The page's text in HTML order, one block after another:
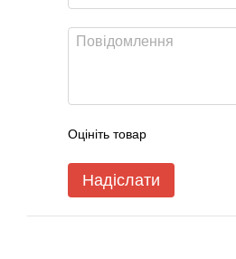
Оцініть товар
Надіслати